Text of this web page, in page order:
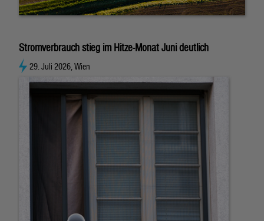
Stromverbrauch stieg im Hitze-Monat Juni deutlich
29. Juli 2026, Wien